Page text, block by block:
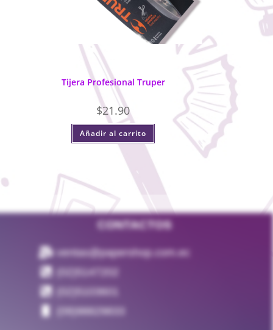
Tijera Profesional Truper
$21.90
Añadir al carrito
CONTACTOS
ventas@papershop.com.ec
(02)5147202
(02)5103601
(09)98829833